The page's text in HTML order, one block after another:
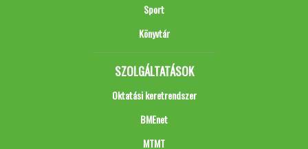
Sport
Könyvtár
SZOLGÁLTATÁSOK
Oktatási keretrendszer
BMEnet
MTMT